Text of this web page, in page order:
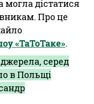
могла дістатися
Про це
«ТаТоТаке».
серед
в Польщі